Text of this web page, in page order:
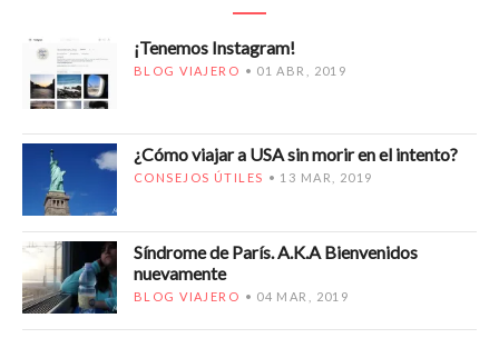
¡Tenemos Instagram!
BLOG VIAJERO 01 ABR, 2019
¿Cómo viajar a USA sin morir en el intento?
CONSEJOS ÚTILES 13 MAR, 2019
Síndrome de París. A.K.A Bienvenidos
nuevamente
BLOG VIAJERO 04 MAR, 2019